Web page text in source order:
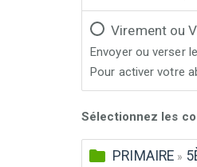
Virement ou
Envoyer ou verser
Pour activer votre
Sélectionnez les
PRIMAIRE »